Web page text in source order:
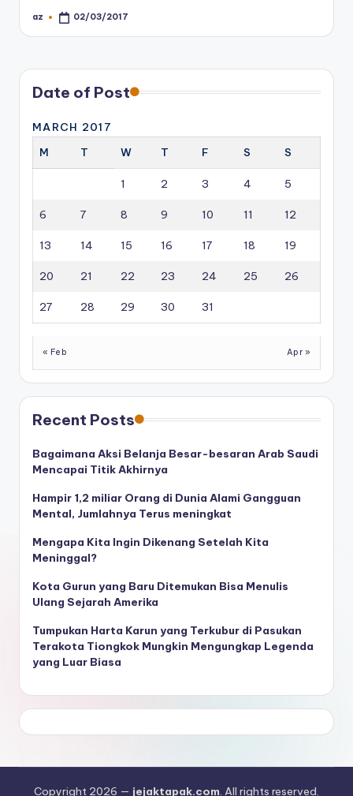
Posted
az 02/03/2017
Date of Post
MARCH 2017
M
T W T F S S
1 2 3 4 5
6 7 8 9 10 11 12
13 14 15 16 17 18 19
20 21 22 23 24 25 26
27 28 29 30 31
« Feb Apr »
Recent Posts
Bagaimana Aksi Belanja Besar-besaran Arab Saudi
Mencapai Titik Akhirnya
Hampir 1,2 miliar Orang di Dunia Alami Gangguan
Mental, Jumlahnya Terus meningkat
Mengapa Kita Ingin Dikenang Setelah Kita
Meninggal?
Kota Gurun yang Baru Ditemukan Bisa Menulis
Ulang Sejarah Amerika
Tumpukan Harta Karun yang Terkubur di Pasukan
Terakota Tiongkok Mungkin Mengungkap Legenda
yang Luar Biasa
Copyright 2026 — jejaktapak.com. All rights reserved.